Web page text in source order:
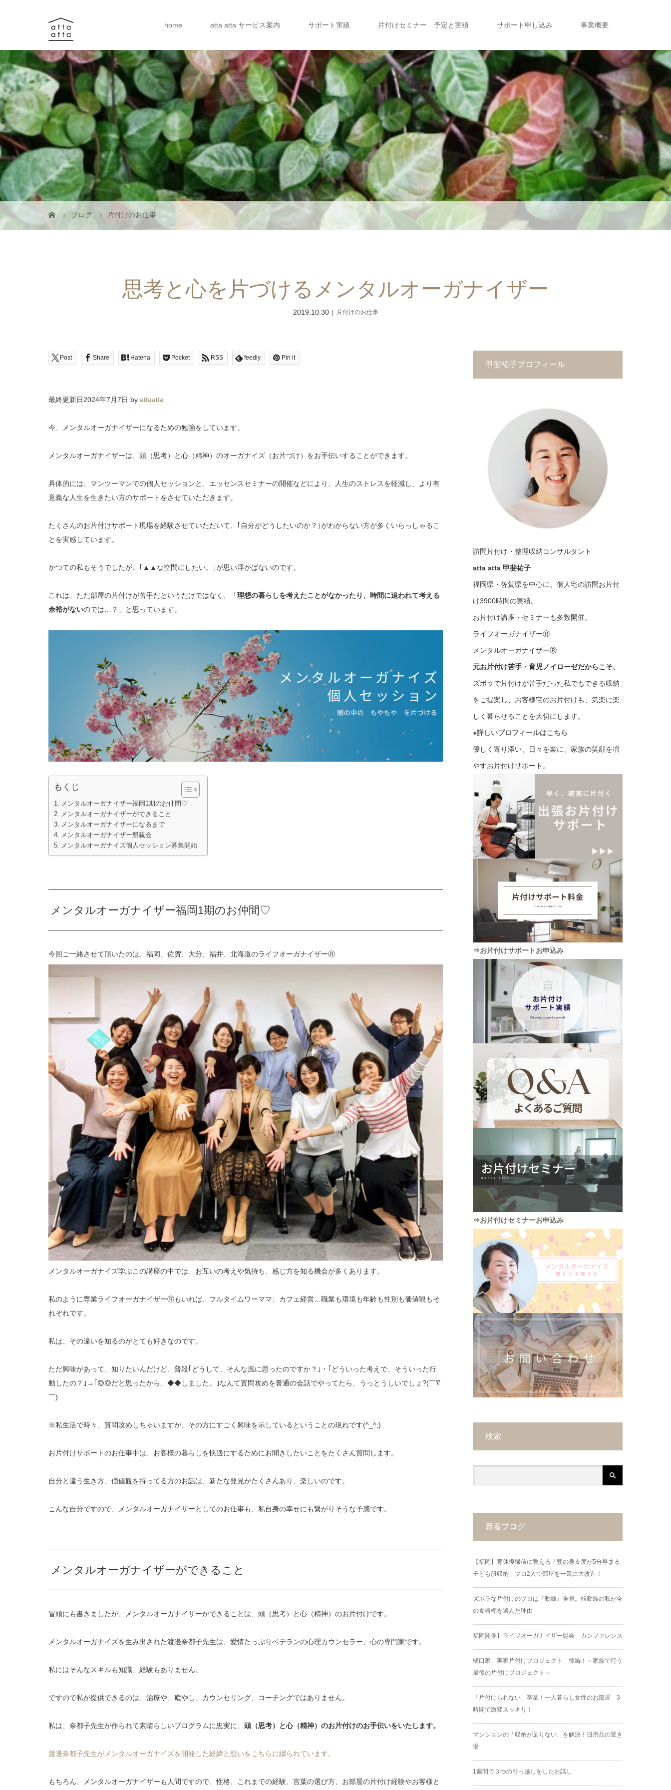
home atta atta サービス案内 サポート実績 片付けセミナー 予定と実績 サポート申し込み 事業概要
ブログ 片付けのお仕事
思考と心を片づけるメンタルオーガナイザー
2019.10.30 片付けのお仕事
Post Share Hatena Pocket RSS feedly Pin it
最終更新日2024年7月7日 by attaatta
今、メンタルオーガナイザーになるための勉強をしています。
メンタルオーガナイザーは、頭（思考）と心（精神）のオーガナイズ（お片づけ）をお手伝いすることができます。
具体的には、マンツーマンでの個人セッションと、エッセンスセミナーの開催などにより、人生のストレスを軽減し、より有
意義な人生を生きたい方のサポートをさせていただきます。
たくさんのお片付けサポート現場を経験させていただいて、｢自分がどうしたいのか？｣がわからない方が多くいらっしゃるこ
とを実感しています。
かつての私もそうでしたが、｢▲▲な空間にしたい。｣が思い浮かばないのです。
これは、ただ部屋の片付けが苦手だというだけではなく、「理想の暮らしを考えたことがなかったり、時間に追われて考える
余裕がないのでは…？」と思っています。
もくじ
メンタルオーガナイザー福岡1期のお仲間♡
メンタルオーガナイザーができること
メンタルオーガナイザーになるまで
メンタルオーガナイザー懇親会
メンタルオーガナイズ個人セッション募集開始
メンタルオーガナイザー福岡1期のお仲間♡
今回ご一緒させて頂いたのは、福岡、佐賀、大分、福井、北海道のライフオーガナイザーⓇ
メンタルオーガナイズ学ぶこの講座の中では、お互いの考えや気持ち、感じ方を知る機会が多くあります。
私のように専業ライフオーガナイザーⓇもいれば、フルタイムワーママ、カフェ経営…職業も環境も年齢も性別も価値観もそ
れぞれです。
私は、その違いを知るのがとても好きなのです。
ただ興味があって、知りたいんだけど、普段｢どうして、そんな風に思ったのですか？｣・｢どういった考えで、そういった行
動したの？｣→｢◎◎だと思ったから、◆◆しました。｣なんて質問攻めを普通の会話でやってたら、うっとうしいでしょ?(￣∇
￣)
※私生活で時々、質問攻めしちゃいますが、その方にすごく興味を示しているということの現れです(^_^;)
お片付けサポートのお仕事中は、お客様の暮らしを快適にするためにお聞きしたいことをたくさん質問します。
自分と違う生き方、価値観を持ってる方のお話は、新たな発見がたくさんあり、楽しいのです。
こんな自分ですので、メンタルオーガナイザーとしてのお仕事も、私自身の幸せにも繋がりそうな予感です。
メンタルオーガナイザーができること
冒頭にも書きましたが、メンタルオーガナイザーができることは、頭（思考）と心（精神）のお片付けです。
メンタルオーガナイズを生み出された渡邊奈都子先生は、愛情たっぷりベテランの心理カウンセラー、心の専門家です。
私にはそんなスキルも知識、経験もありません。
ですので私が提供できるのは、治療や、癒やし、カウンセリング、コーチングではありません。
私は、奈都子先生が作られて素晴らしいプログラムに忠実に、 頭（思考）と心（精神）のお片付けのお手伝いをいたします。
渡邊奈都子先生がメンタルオーガナイズを開発した経緯と想いをこちらに綴られています。
もちろん、メンタルオーガナイザーも人間ですので、性格、これまでの経験、言葉の選び方、お部屋の片付け経験やお客様と
甲斐祐子プロフィール
訪問片付け・整理収納コンサルタント
atta atta 甲斐祐子
福岡県・佐賀県を中心に、個人宅の訪問お片付
け3900時間の実績。
お片付け講座・セミナーも多数開催。
ライフオーガナイザーⓇ
メンタルオーガナイザーⓇ
元お片付け苦手・育児ノイローゼだからこそ、
ズボラで片付けが苦手だった私でもできる収納
をご提案し、お客様宅のお片付けも、気楽に楽
しく暮らせることを大切にします。
●詳しいプロフィールはこちら
優しく寄り添い、日々を楽に、家族の笑顔を増
やすお片付けサポート。
⇒お片付けサポートお申込み
⇒お片付けセミナーお申込み
検索
新着ブログ
【福岡】育休復帰前に整える「朝の身支度が5分早まる
子ども服収納」プロ2人で部屋を一気に大改造！
ズボラな片付けのプロは『動線』重視。転勤族の私が今
の食器棚を選んだ理由
福岡開催】ライフオーガナイザー協会 カンファレンス
樋口家 実家片付けプロジェクト 後編！～家族で行う
最後の片付けプロジェクト～
「片付けられない」卒業！一人暮らし女性のお部屋 3
時間で激変スッキリ！
マンションの「収納が足りない」を解決！日用品の置き
場
1週間で３つの引っ越しをしたお話し